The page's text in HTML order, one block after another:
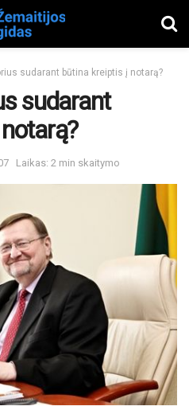
sudarant būtina kreiptis į notarą?
sudarant
Laikas: 2 min skaitymo